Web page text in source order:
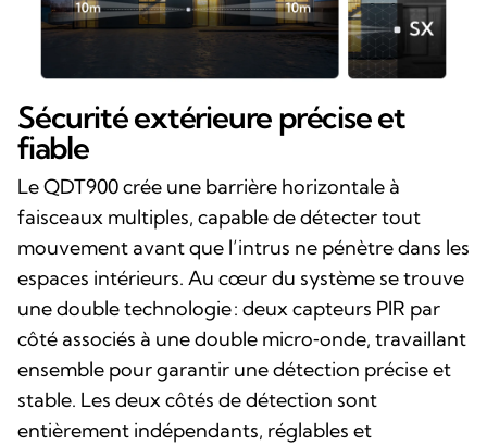
Sécurité extérieure précise et
fiable
Le QDT900 crée une barrière horizontale à
faisceaux multiples, capable de détecter tout
mouvement avant que l’intrus ne pénètre dans les
espaces intérieurs. Au cœur du système se trouve
une double technologie : deux capteurs PIR par
côté associés à une double micro‑onde, travaillant
ensemble pour garantir une détection précise et
stable. Les deux côtés de détection sont
entièrement indépendants, réglables et